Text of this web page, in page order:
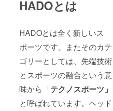
HADOとは
HADOとは全く新しいス
ポーツです。またそのカテ
ゴリーとしては、先端技術
とスポーツの融合という意
味から「テクノスポーツ」
と呼ばれています。ヘッド